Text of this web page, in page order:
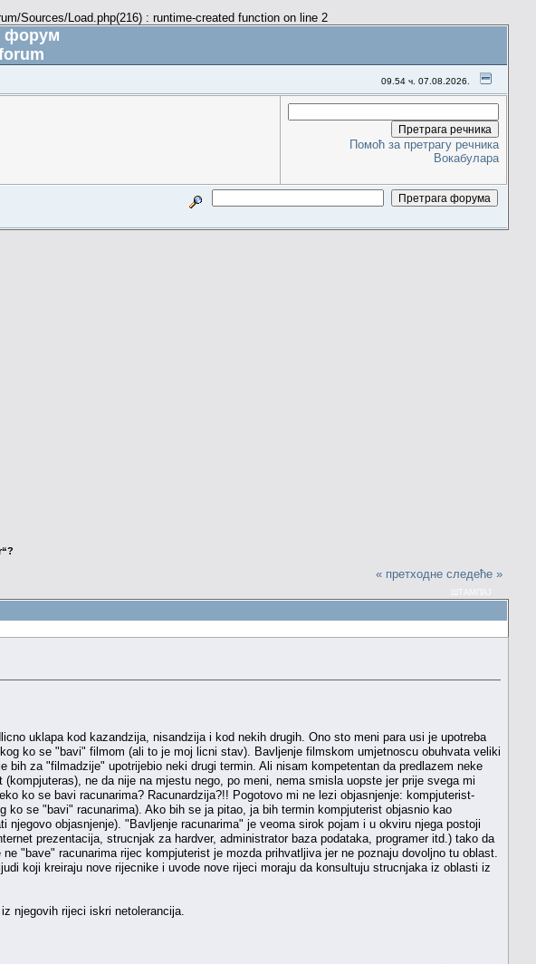
Sources/Load.php(216) : runtime-created function on line 2
форум
09.54 ч. 07.08.2026.
Помоћ за претрагу речника
Вокабулара
« претходне следеће »
uklapa kod kazandzija, nisandzija i kod nekih drugih. Ono sto meni para usi je upotreba
ko se "bavi" filmom (ali to je moj licni stav). Bavljenje filmskom umjetnoscu obuhvata veliki
za "filmadzije" upotrijebio neki drugi termin. Ali nisam kompetentan da predlazem neke
ne da nije na mjestu nego, po meni, nema smisla uopste jer prije svega mi
ko se bavi racunarima? Racunardzija?!! Pogotovo mi ne lezi objasnjenje: kompjuterist-
se "bavi" racunarima). Ako bih se ja pitao, ja bih termin kompjuterist objasnio kao
objasnjenje). "Bavljenje racunarima" je veoma sirok pojam i u okviru njega postoji
prezentacija, strucnjak za hardver, administrator baza podataka, programer itd.) tako da
"bave" racunarima rijec kompjuterist je mozda prihvatljiva jer ne poznaju dovoljno tu oblast.
koji kreiraju nove rijecnike i uvode nove rijeci moraju da konsultuju strucnjaka iz oblasti iz
njegovih rijeci iskri netolerancija.